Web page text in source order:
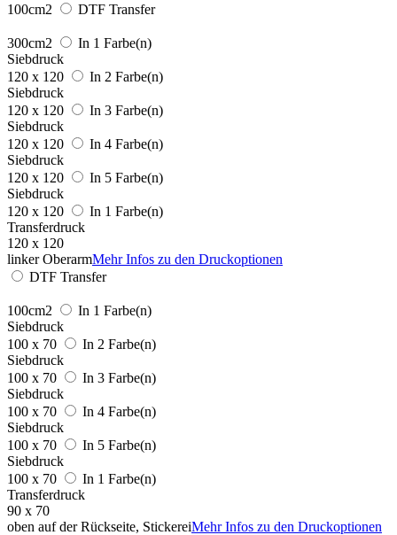
100cm2 DTF Transfer
300cm2
In 1 Farbe(n)
Siebdruck
120 x 120
In 2 Farbe(n)
Siebdruck
120 x 120
In 3 Farbe(n)
Siebdruck
120 x 120
In 4 Farbe(n)
Siebdruck
120 x 120
In 5 Farbe(n)
Siebdruck
120 x 120
In 1 Farbe(n)
Transferdruck
120 x 120
linker OberarmMehr Infos zu den Druckoptionen
DTF Transfer
100cm2
In 1 Farbe(n)
Siebdruck
100 x 70
In 2 Farbe(n)
Siebdruck
100 x 70
In 3 Farbe(n)
Siebdruck
100 x 70
In 4 Farbe(n)
Siebdruck
100 x 70
In 5 Farbe(n)
Siebdruck
100 x 70
In 1 Farbe(n)
Transferdruck
90 x 70
oben auf der Rückseite, StickereiMehr Infos zu den Druckoptionen